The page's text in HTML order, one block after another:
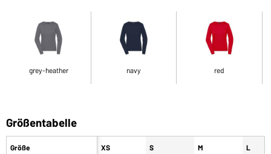
grey-heather navy red
Größentabelle
Größe XS S M L